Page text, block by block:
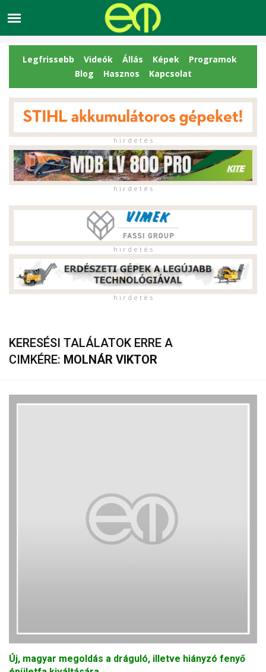
Legfrissebb Videók Állás Képek
Programok
Blog
Hasznos Kapcsolat
h i r d e t é s
h i r d e t é s
h i r d e t é s
h i r d e t é s
KERESÉSI TALÁLATOK ERRE A
CIMKÉRE: MOLNÁR VIKTOR
Új, magyar megoldás a dráguló, illetve hiányzó fenyő